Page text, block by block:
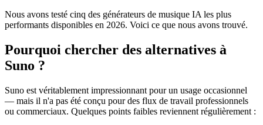
Nous avons testé cinq des générateurs de musique IA les plus
performants disponibles en 2026. Voici ce que nous avons trouvé.
Pourquoi chercher des alternatives à
Suno ?
Suno est véritablement impressionnant pour un usage occasionnel
— mais il n'a pas été conçu pour des flux de travail professionnels
ou commerciaux. Quelques points faibles reviennent régulièrement :